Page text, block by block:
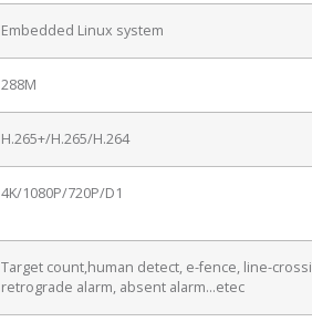
Embedded Linux system
288M
H.265+/H.265/H.264
4K/1080P/720P/D1
Target count,human detect, e-fence, line-
retrograde alarm, absent alarm…etec